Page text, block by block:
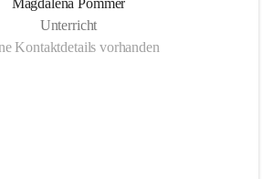
Magdalena Pommer
Unterricht
Kontaktdetails vorhanden